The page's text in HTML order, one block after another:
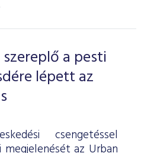
a pesti
lépett az
csengetéssel
az Urban